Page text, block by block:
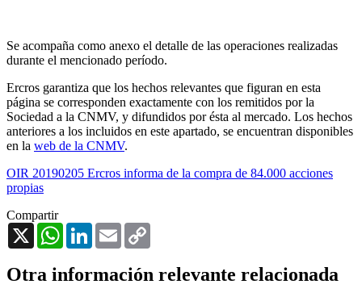
Se acompaña como anexo el detalle de las operaciones realizadas
durante el mencionado período.
Ercros garantiza que los hechos relevantes que figuran en esta
página se corresponden exactamente con los remitidos por la
Sociedad a la CNMV, y difundidos por ésta al mercado. Los hechos
anteriores a los incluidos en este apartado, se encuentran disponibles
en la web de la CNMV.
OIR 20190205 Ercros informa de la compra de 84.000 acciones
propias
Compartir
X
WhatsAppLinkedInEmail
Otra información relevante relacionada